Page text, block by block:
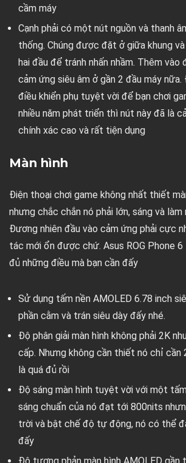
cầm máy
Cạnh phải có một nút nguồn và thanh
thống. Chúng được đặt ở giữa khung
hai đầu để tránh nhấn nhầm. Thêm vào
cảm ứng siêu âm ở gần 2 đầu máy
điều khiển phụ tuyệt vời để bạn chơi
nhiều năm phát triển thì nút này đã là
chính xác cao và rất tiện dụng
Màn hình
Điện thoại chơi game không nhất thiết
nhưng chắc chắn nó phải lớn, sáng và
Đương nhiên đầu vào cảm ứng phải cực
tác mới ổn được chứ. Asus ROG Phone
đủ những điều mà bạn cần đấy
Sử dụng tấm nền AMOLED 6.78 inch
phần cằm và trán siêu dày đấy nhé.
Độ phân giải màn hình không phải 2K
cấp. Nhưng không cần thiết nó chỉ cần
là quá đủ rồi
Độ sáng màn hình tuyệt vời với một
sáng chuẩn của nó đạt tới 800nits
trời và bật chế độ tự động, nó có thể
đấy